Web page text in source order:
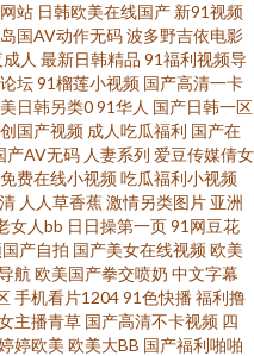
福利激情 九九重口味视频 俺来也
免费视频 色一本道 亚洲成人淫网
网p 东京热成人网A片 AV天堂淫网
人妻 韩国AV电影网址 操素人妻
碰不卡 久草在钱 国产h片在线下载
美四级片 人妖tV 麻豆传媒视频 九
站 日韩欧美在线国产 新91视频
岛国AV动作无码波多野吉依电影
人 最新日韩精品 91福利视频导
坛91榴莲小视频 国产高清一卡
日韩另类091华人 国产日韩一区
国产视频 成人吃瓜福利 国产在
产AV无码 人妻系列 爱豆传媒倩女
免费在线小视频吃瓜福利小视频
人人草香蕉激情另类图片 亚洲
女人bb 日日操第一页91网豆花
产自拍 国产美女在线视频欧美
航 欧美国产拳交喷奶 中文字幕
手机看片120491色快播福利撸
主播青草 国产高清不卡视频 四
婷欧美 欧美大BB 国产福利啪啪